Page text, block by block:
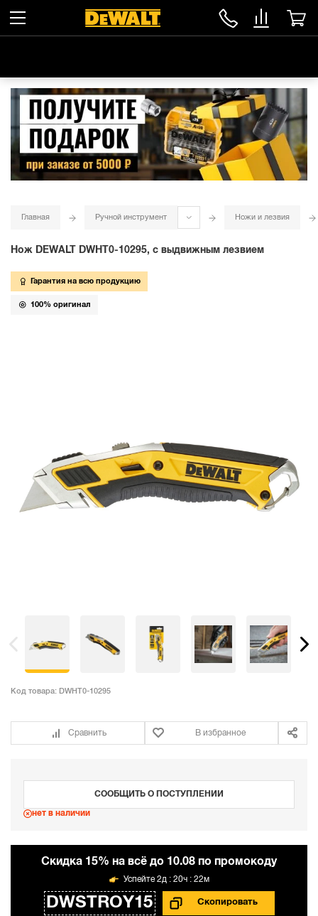
Главная Ручной инструмент Ножи и лезвия
Нож DEWALT DWHT0-10295, с выдвижным лезвием
Гарантия на всю продукцию
100% оригинал
Код товара: DWHT0-10295
Сравнить В избранное
СООБЩИТЬ О ПОСТУПЛЕНИИ
нет в наличии
Cкидка 15% на всё до 10.08 по промокоду
DWSTROY15
2д : 20ч : 22м